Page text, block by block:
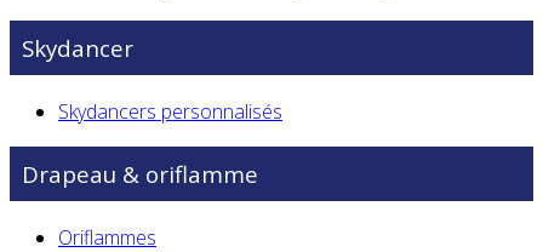
Skydancer
Skydancers personnalisés
Drapeau & oriflamme
Oriflammes